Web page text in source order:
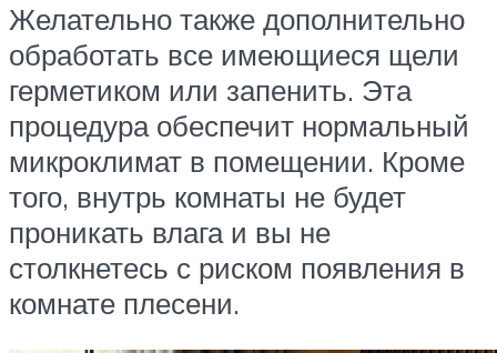
Желательно также дополнительно
обработать все имеющиеся щели
герметиком или запенить. Эта
процедура обеспечит нормальный
микроклимат в помещении. Кроме
того, внутрь комнаты не будет
проникать влага и вы не
столкнетесь с риском появления в
комнате плесени.